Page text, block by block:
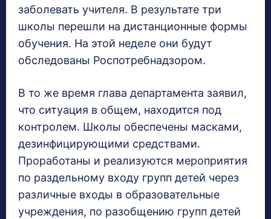
заболевать учителя. В результате три
школы перешли на дистанционные формы
обучения. На этой неделе они будут
обследованы Роспотребнадзором.
В то же время глава департамента заявил,
что ситуация в общем, находится под
контролем. Школы обеспечены масками,
дезинфицирующими средствами.
Проработаны и реализуются мероприятия
по раздельному входу групп детей через
различные входы в образовательные
учреждения, по разобщению групп детей